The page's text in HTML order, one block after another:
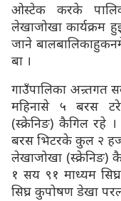
ओस्टेक करके
लेखाजोखा कार्यक्रम
जाने
बा ।
गाउँपालिका अन्र्तगत
महिनासे ५ बरस
(स्क्रेनिङ) कैगिल रहे
बरस भिटरके कुल २
लेखाजोखा (स्क्रेनिङ)
१ सय ९१ माध्यम
सिघ्र कुपोषण डेखा